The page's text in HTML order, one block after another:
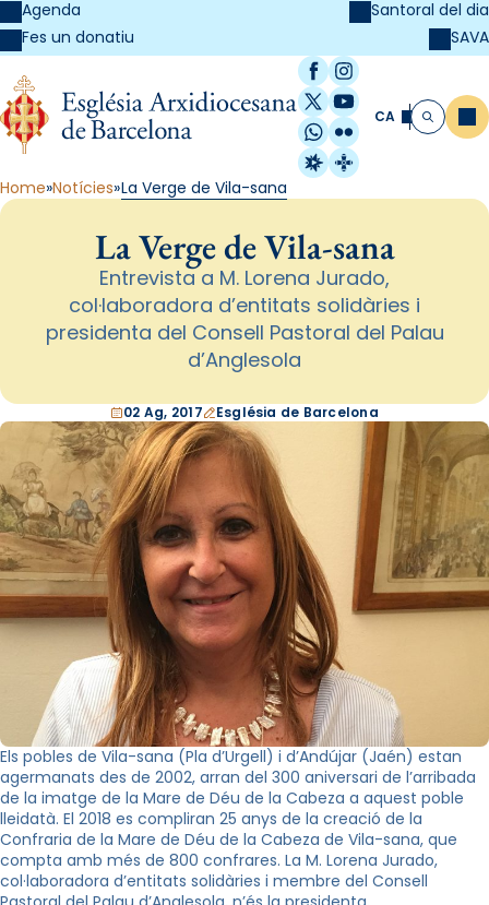
Agenda
Fes un donatiu
Santoral del dia
SAVA
Facebook
Instagram
X / Twitter
YouTube
WhatsApp
Flickr
Radio Estel
Catalunya
CA Cerca
Home Notícies La Verge de Vila-sana
La Verge de Vila-sana
Entrevista a M. Lorena Jurado,
col·laboradora d’entitats solidàries i
presidenta del Consell Pastoral del Palau
d’Anglesola
02 Ag, 2017 Església de Barcelona
Els pobles de Vila-sana (Pla d’Urgell) i d’Andújar (Jaén) estan
agermanats des de 2002, arran del 300 aniversari de l’arribada
de la imatge de la Mare de Déu de la Cabeza a aquest poble
lleidatà. El 2018 es compliran 25 anys de la creació de la
Confraria de la Mare de Déu de la Cabeza de Vila-sana, que
compta amb més de 800 confrares. La M. Lorena Jurado,
col·laboradora d’entitats solidàries i membre del Consell